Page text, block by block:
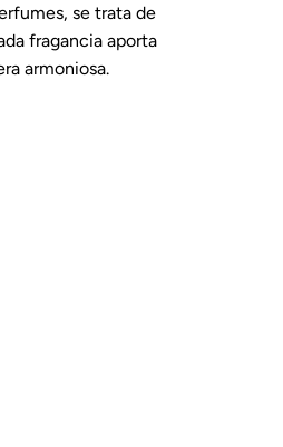
se trata de
fragancia aporta
armoniosa.